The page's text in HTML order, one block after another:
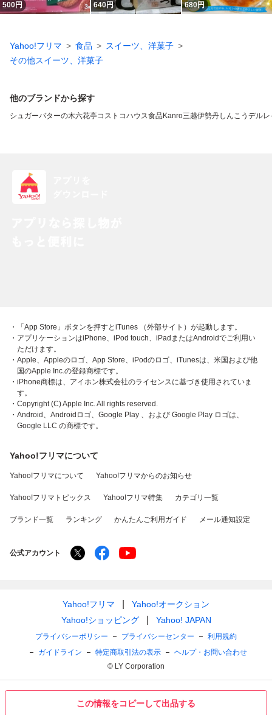
この情報をコピーして出品する
500円 640円 680円
Yahoo!フリマ 食品
スイーツ、洋菓子
その他スイーツ、洋菓子
他のブランドから探す
シュガーバターの木六花亭コストコハウス食品Kanro三越伊勢丹しんこう デルレ
・「App Store」ボタンを押すとiTunes （外部サイト）が起動します。
・アプリケーションはiPhone、iPod touch、iPadまたはAndroidでご利用い
ただけます。
・Apple、Appleのロゴ、App Store、iPodのロゴ、iTunesは、米国および他
国のApple Inc.の登録商標です。
・iPhone商標は、アイホン株式会社のライセンスに基づき使用されていま
す。
・Copyright (C) Apple Inc. All rights reserved.
・Android、Androidロゴ、Google Play 、および Google Play ロゴは、
Google LLC の商標です。
Yahoo!フリマについて
Yahoo!フリマについて Yahoo!フリマからのお知らせ
Yahoo!フリマトピックス Yahoo!フリマ特集 カテゴリ一覧
ブランド一覧 ランキング かんたんご利用ガイド メール通知設定
公式アカウント
Yahoo!フリマ
Yahoo!オークション
Yahoo!ショッピング
Yahoo! JAPAN
プライバシーポリシー プライバシーセンター
利用規約
ガイドライン
特定商取引法の表示
ヘルプ・お問い合わせ
© LY Corporation